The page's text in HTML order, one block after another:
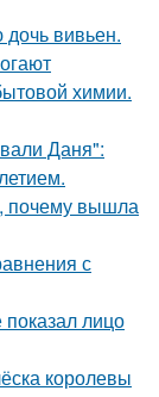
вивьен.
химии.
Даня":
почему вышла
с
лицо
королевы